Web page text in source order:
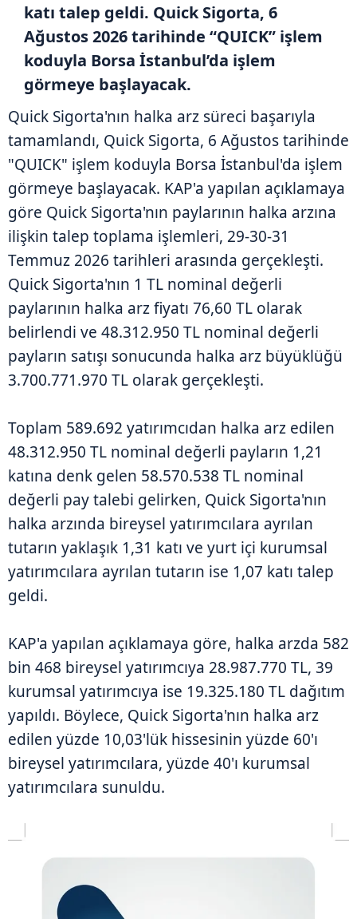
katı talep geldi. Quick Sigorta, 6
Ağustos 2026 tarihinde “QUICK” işlem
koduyla Borsa İstanbul’da işlem
görmeye başlayacak.
Quick Sigorta'nın halka arz süreci başarıyla
tamamlandı, Quick Sigorta, 6 Ağustos tarihinde
"QUICK" işlem koduyla Borsa İstanbul'da işlem
görmeye başlayacak. KAP'a yapılan açıklamaya
göre Quick Sigorta'nın paylarının halka arzına
ilişkin talep toplama işlemleri, 29-30-31
Temmuz 2026 tarihleri arasında gerçekleşti.
Quick Sigorta'nın 1 TL nominal değerli
paylarının halka arz fiyatı 76,60 TL olarak
belirlendi ve 48.312.950 TL nominal değerli
payların satışı sonucunda halka arz büyüklüğü
3.700.771.970 TL olarak gerçekleşti.
Toplam 589.692 yatırımcıdan halka arz edilen
48.312.950 TL nominal değerli payların 1,21
katına denk gelen 58.570.538 TL nominal
değerli pay talebi gelirken, Quick Sigorta'nın
halka arzında bireysel yatırımcılara ayrılan
tutarın yaklaşık 1,31 katı ve yurt içi kurumsal
yatırımcılara ayrılan tutarın ise 1,07 katı talep
geldi.
KAP'a yapılan açıklamaya göre, halka arzda 582
bin 468 bireysel yatırımcıya 28.987.770 TL, 39
kurumsal yatırımcıya ise 19.325.180 TL dağıtım
yapıldı. Böylece, Quick Sigorta'nın halka arz
edilen yüzde 10,03'lük hissesinin yüzde 60'ı
bireysel yatırımcılara, yüzde 40'ı kurumsal
yatırımcılara sunuldu.